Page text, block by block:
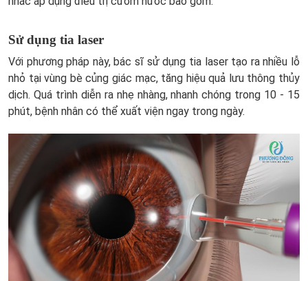
Sử dụng tia laser
Với phương pháp này, bác sĩ sử dụng tia laser tạo ra nhiều lỗ
nhỏ tại vùng bè củng giác mạc, tăng hiệu quả lưu thông thủy
dịch. Quá trình diễn ra nhẹ nhàng, nhanh chóng trong 10 - 15
phút, bệnh nhân có thể xuất viện ngay trong ngày.